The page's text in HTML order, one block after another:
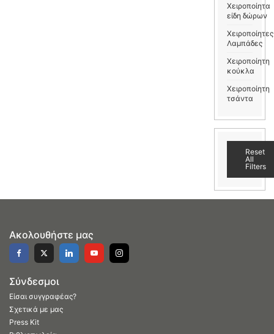
Χειροποίητα
είδη δώρων
Χειροποίητες
Λαμπάδες
Χειροποίητη
κούκλα
Χειροποίητη
τσάντα
Reset
All
Filters
Ακολουθήστε μας
Σύνδεσμοι
Είσαι συγγραφέας?
Σχετικά με μας
Press Kit